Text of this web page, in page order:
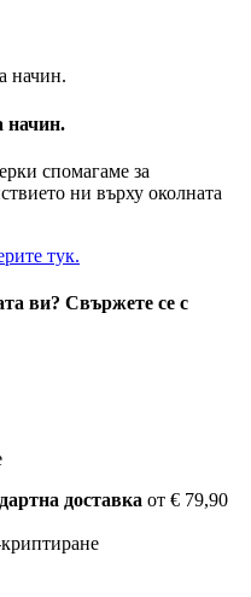
начин.
спомагаме за
ни върху околната
тук.
ви? Свържете се с
доставка от € 79,90